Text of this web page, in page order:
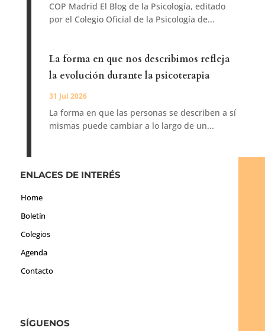
COP Madrid El Blog de la Psicología, editado
por el Colegio Oficial de la Psicología de...
La forma en que nos describimos refleja
la evolución durante la psicoterapia
31 Jul 2026
La forma en que las personas se describen a sí
mismas puede cambiar a lo largo de un...
ENLACES DE INTERÉS
Home
Boletín
Colegios
Agenda
Contacto
SÍGUENOS